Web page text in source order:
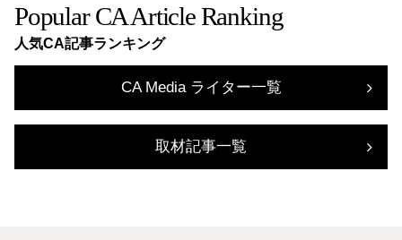
Popular CA Article Ranking
人気CA記事ランキング
CA Media ライター一覧
取材記事一覧